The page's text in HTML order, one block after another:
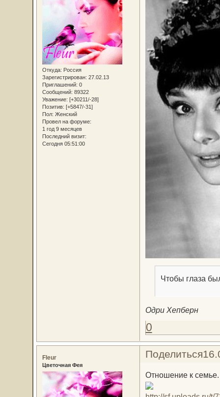
Откуда: Россия
Зарегистрирован: 27.02.13
Приглашений: 0
Сообщений: 89322
Уважение: [+30211/-28]
Позитив: [+5847/-31]
Пол: Женский
Провел на форуме:
1 год 9 месяцев
Последний визит:
Сегодня 05:51:00
Чтобы глаза
Одри Хепберн
0
Поделиться
Fleur
Цветочная Фея
Отношение к семье.